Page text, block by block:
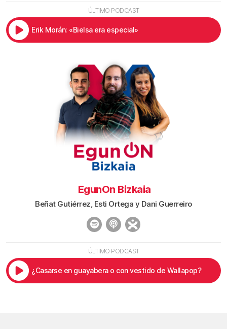
ÚLTIMO PODCAST
Erik Morán: «Bielsa era especial»
EgunOn Bizkaia
Beñat Gutiérrez, Esti Ortega y Dani Guerreiro
ÚLTIMO PODCAST
¿Casarse en guayabera o con vestido de Wallapop?